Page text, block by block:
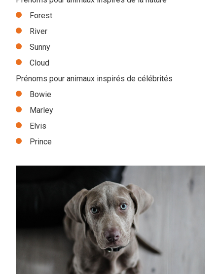
Forest
River
Sunny
Cloud
Prénoms pour animaux inspirés de célébrités
Bowie
Marley
Elvis
Prince